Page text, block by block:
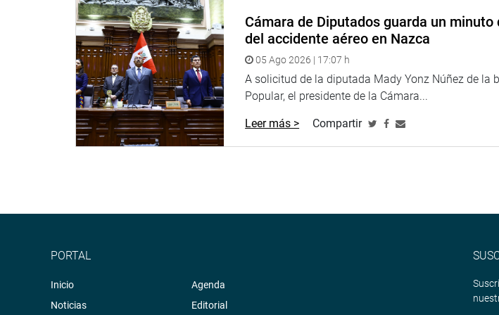
Indicó que la propuesta contribuye el fortalecimiento de la familia que va a combatir la
familia. “Los padres van a contribuir con los valores y si no lo hacen así muchos niños
drogas, el alcohol y los inducen a cometer delitos”, señaló.
La autora del proyecto, Betty Ananculí Gómez (FP) dijo que su propuesta busca
mostraron a favor de la iniciativa legislativa. De igual opinión, fue el congresista Yonhy
remarcó que los valores y educación se da en el hogar y que los colegios son un
Cámara de Diputados guarda un
del accidente aéreo en Nazca
05 Ago 2026 | 17:07 h
A solicitud de la diputada Mady Yonz Núñez de la
Popular, el presidente de la Cámara...
Leer más > Compartir
PORTAL
Inicio
Noticias
Agenda
Editorial